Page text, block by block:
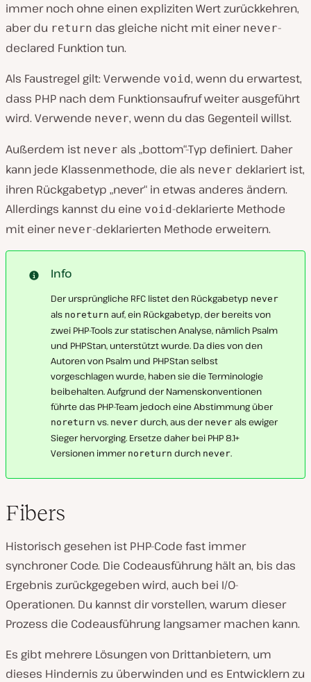
immer noch ohne einen expliziten Wert zurückkehren,
aber du return das gleiche nicht mit einer never-
declared Funktion tun.
Als Faustregel gilt: Verwende void, wenn du erwartest,
dass PHP nach dem Funktionsaufruf weiter ausgeführt
wird. Verwende never, wenn du das Gegenteil willst.
Außerdem ist never als „bottom“-Typ definiert. Daher
kann jede Klassenmethode, die als never deklariert ist,
ihren Rückgabetyp „never“ in etwas anderes ändern.
Allerdings kannst du eine void-deklarierte Methode
mit einer never-deklarierten Methode erweitern.
Info
Der ursprüngliche RFC listet den Rückgabetyp never
als noreturn auf, ein Rückgabetyp, der bereits von
zwei PHP-Tools zur statischen Analyse, nämlich Psalm
und PHPStan, unterstützt wurde. Da dies von den
Autoren von Psalm und PHPStan selbst
vorgeschlagen wurde, haben sie die Terminologie
beibehalten. Aufgrund der Namenskonventionen
führte das PHP-Team jedoch eine Abstimmung über
noreturn vs. never durch, aus der never als ewiger
Sieger hervorging. Ersetze daher bei PHP 8.1+
Versionen immer noreturn durch never.
Fibers
Historisch gesehen ist PHP-Code fast immer
synchroner Code. Die Codeausführung hält an, bis das
Ergebnis zurückgegeben wird, auch bei I/O-
Operationen. Du kannst dir vorstellen, warum dieser
Prozess die Codeausführung langsamer machen kann.
Es gibt mehrere Lösungen von Drittanbietern, um
dieses Hindernis zu überwinden und es Entwicklern zu